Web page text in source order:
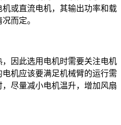
或直流电机，其输出功率和载
而定。
因此选用电机时需要关注电机
机应该要满足机械臂的运行需
尽量减小电机温升，增加风扇